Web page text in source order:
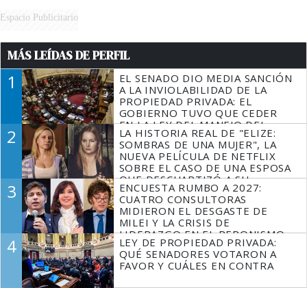
Espacio Publicitario
MÁS LEÍDAS DE PERFIL
1
EL SENADO DIO MEDIA SANCIÓN
A LA INVIOLABILIDAD DE LA
PROPIEDAD PRIVADA: EL
GOBIERNO TUVO QUE CEDER
EN LA LEY DEL MANEJO DEL
FUEGO
2
LA HISTORIA REAL DE "ELIZE:
SOMBRAS DE UNA MUJER", LA
NUEVA PELÍCULA DE NETFLIX
SOBRE EL CASO DE UNA ESPOSA
QUE DESCUARTIZÓ A SU
MARIDO
3
ENCUESTA RUMBO A 2027:
CUATRO CONSULTORAS
MIDIERON EL DESGASTE DE
MILEI Y LA CRISIS DE
LIDERAZGO EN EL PERONISMO
4
LEY DE PROPIEDAD PRIVADA:
QUÉ SENADORES VOTARON A
FAVOR Y CUÁLES EN CONTRA